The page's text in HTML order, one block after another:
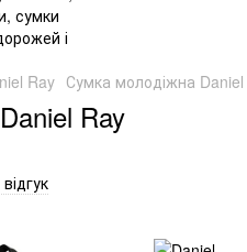
Ray Сумка молодіжна
Ray